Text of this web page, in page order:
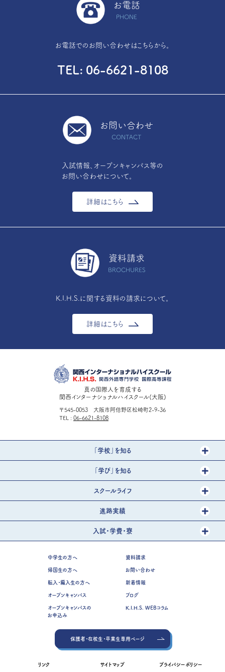
お電話
PHONE
お電話でのお問い合わせはこちらから。
TEL 06-6621-8108
お問い合わせ
CONTACT
入試情報、オープンキャンパス等の
お問い合わせについて。
詳細はこちら
資料請求
BROCHURES
K.I.H.S.に関する資料の請求について。
詳細はこちら
真の国際人を育成する
関西インターナショナルハイスクール(大阪)
〒545-0053 大阪市阿倍野区松崎町2-9-36
TEL
06-6621-8108
「学校」を知る
「学び」を知る
スクールライフ
進路実績
入試・学費・寮
中学生の方へ
帰国生の方へ
転入・編入生の方へ
オープンキャンパス
オープンキャンパスの
お申込み
資料請求
お問い合わせ
新着情報
ブログ
K.I.H.S. WEBコラム
保護者・在校生・卒業生専用ページ
リンク サイトマップ プライバシーポリシー